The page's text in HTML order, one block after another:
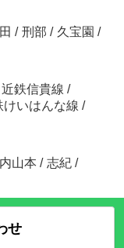
/ 刑部 / 久宝園 /
近鉄信貴線 /
けいはんな線 /
山本 / 志紀 /
せ